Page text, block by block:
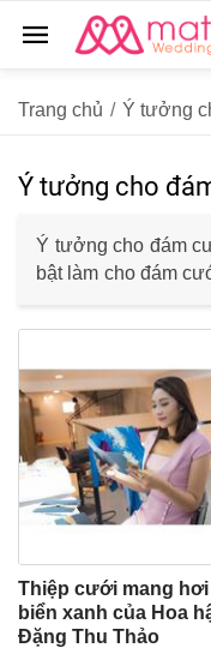
Trang chủ / Ý tưởng
Ý tưởng cho
Ý tưởng cho đám
bật làm cho đám
từng trang blog,
kiếm ý tưởng cho
Thiệp cưới mang
biển xanh của Hoa
Đặng Thu Thảo